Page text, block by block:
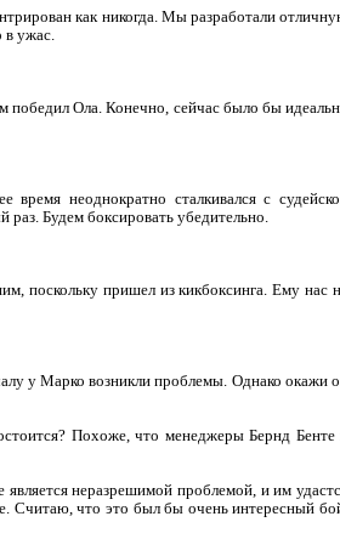
как никогда. Мы разработали
в ужас.
победил Ола. Конечно, сейчас было бы
неоднократно сталкивался с
Будем боксировать убедительно.
поскольку пришел из кикбоксинга. Ему нас
у Марко возникли проблемы. Однако окажи
Похоже, что менеджеры Бернд Бенте
неразрешимой проблемой, и им
Считаю, что это был бы очень интересный